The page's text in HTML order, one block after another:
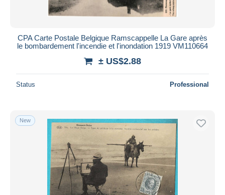
CPA Carte Postale Belgique Ramscappelle La Gare après
le bombardement l'incendie et l'inondation 1919 VM110664
± US$2.88
Status Professional
New